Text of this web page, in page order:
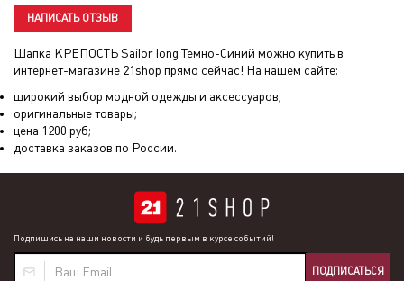
НАПИСАТЬ ОТЗЫВ
Шапка КРЕПОСТЬ Sailor long Темно-Синий можно купить в
интернет-магазине 21shop прямо сейчас! На нашем сайте:
широкий выбор модной одежды и аксессуаров;
оригинальные товары;
цена 1200 руб;
доставка заказов по России.
Подпишись на наши новости и будь первым в курсе событий!
ПОДПИСАТЬСЯ